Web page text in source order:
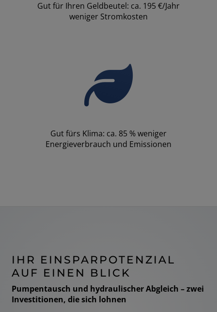
Gut für Ihren Geldbeutel: ca. 195 €/Jahr
weniger Stromkosten
Gut fürs Klima: ca. 85 % weniger
Energieverbrauch und Emissionen
IHR EINSPARPOTENZIAL
AUF EINEN BLICK
Pumpentausch und hydraulischer Abgleich – zwei
Investitionen, die sich lohnen